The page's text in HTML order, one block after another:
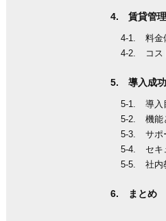
賃貸管
料金
コ
導入成
導入
機能
サポ
セキ
社内
まとめ